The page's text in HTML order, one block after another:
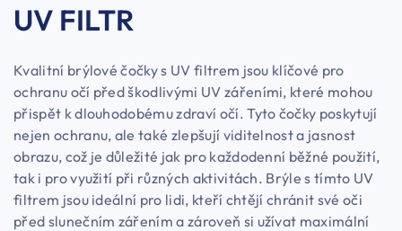
UV FILTR
Kvalitní brýlové čočky s UV filtrem jsou klíčové pro
ochranu očí před škodlivými UV zářeními, které mohou
přispět k dlouhodobému zdraví očí. Tyto čočky poskytují
nejen ochranu, ale také zlepšují viditelnost a jasnost
obrazu, což je důležité jak pro každodenní běžné použití,
tak i pro využití při různých aktivitách. Brýle s tímto UV
filtrem jsou ideální pro lidi, kteří chtějí chránit své oči
před slunečním zářením a zároveň si užívat maximální